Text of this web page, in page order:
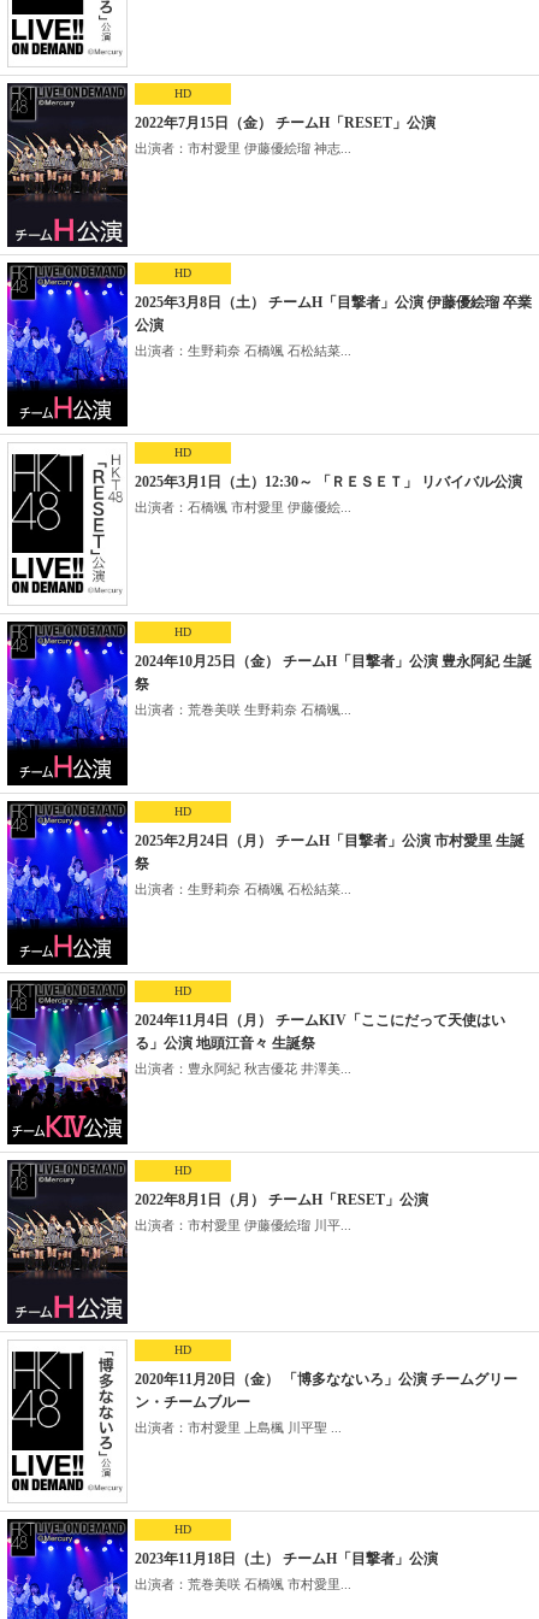
HD
2022年7月15日（金） チームH「RESET」公演
出演者：市村愛里 伊藤優絵瑠 神志...
HD
2025年3月8日（土） チームH「目撃者」公演 伊藤優絵瑠 卒業
公演
出演者：生野莉奈 石橋颯 石松結菜...
HD
2025年3月1日（土）12:30～ 「ＲＥＳＥＴ」 リバイバル公演
出演者：石橋颯 市村愛里 伊藤優絵...
HD
2024年10月25日（金） チームH「目撃者」公演 豊永阿紀 生誕
祭
出演者：荒巻美咲 生野莉奈 石橋颯...
HD
2025年2月24日（月） チームH「目撃者」公演 市村愛里 生誕
祭
出演者：生野莉奈 石橋颯 石松結菜...
HD
2024年11月4日（月） チームKIV「ここにだって天使はい
る」公演 地頭江音々 生誕祭
出演者：豊永阿紀 秋吉優花 井澤美...
HD
2022年8月1日（月） チームH「RESET」公演
出演者：市村愛里 伊藤優絵瑠 川平...
HD
2020年11月20日（金） 「博多なないろ」公演 チームグリー
ン・チームブルー
出演者：市村愛里 上島楓 川平聖 ...
HD
2023年11月18日（土） チームH「目撃者」公演
出演者：荒巻美咲 石橋颯 市村愛里...